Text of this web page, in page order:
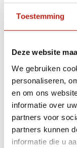
Toestemming
Deze website
We gebruiken
personaliseren,
en om ons
informatie over
partners voor
partners kunnen
informatie die u
Apply filters
Producten
Filter